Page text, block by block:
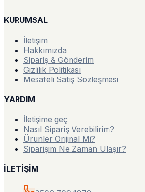
KURUMSAL
İletişim
Hakkımızda
Sipariş & Gönderim
Gizlilik Politikası
Mesafeli Satış Sözleşmesi
YARDIM
İletişime geç
Nasıl Sipariş Verebilirim?
Ürünler Orijinal Mi?
Siparişim Ne Zaman Ulaşır?
İLETİŞİM